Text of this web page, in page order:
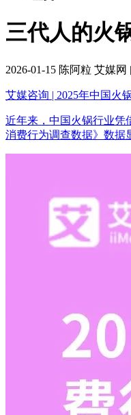
三代人的火
2026-01-15 陈阿粒 艾媒网
艾媒咨询 | 2025年中国火
近年来，中国火锅行业凭
消费行为调查数据》数据